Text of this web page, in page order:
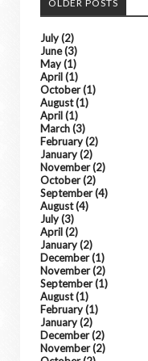
OLDER POSTS
July(2)
June(3)
May(1)
April(1)
October(1)
August(1)
April(1)
March(3)
February(2)
January(2)
November(2)
October(2)
September(4)
August(4)
July(3)
April(2)
January(2)
December(1)
November(2)
September(1)
August(1)
February(1)
January(2)
December(2)
November(2)